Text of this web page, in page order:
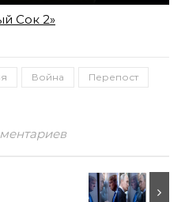
Сок 2»
Война
Перепост